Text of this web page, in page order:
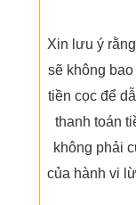
Xin lưu ý
sẽ không
tiền cọc để
thanh toán
không phải
của hành vi